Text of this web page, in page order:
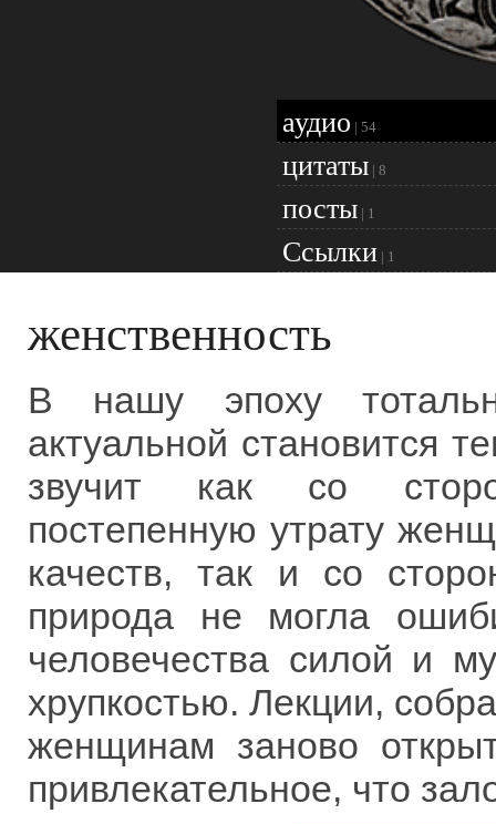
аудио | 54
цитаты | 8
посты | 1
Ссылки | 1
женственность
В нашу эпоху
актуальной становится
звучит как со
постепенную утрату
качеств, так и со
природа не могла
человечества силой и
хрупкостью. Лекции,
женщинам заново
привлекательное, что